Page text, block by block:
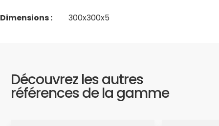
Dimensions : 300x300x5
Découvrez les autres
références de la gamme